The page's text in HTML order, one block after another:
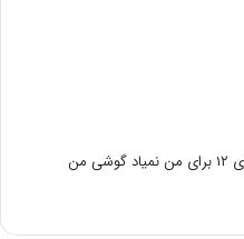
سلام چرا برای من میو آی ۱۲ برای من نمیاد گوشی من